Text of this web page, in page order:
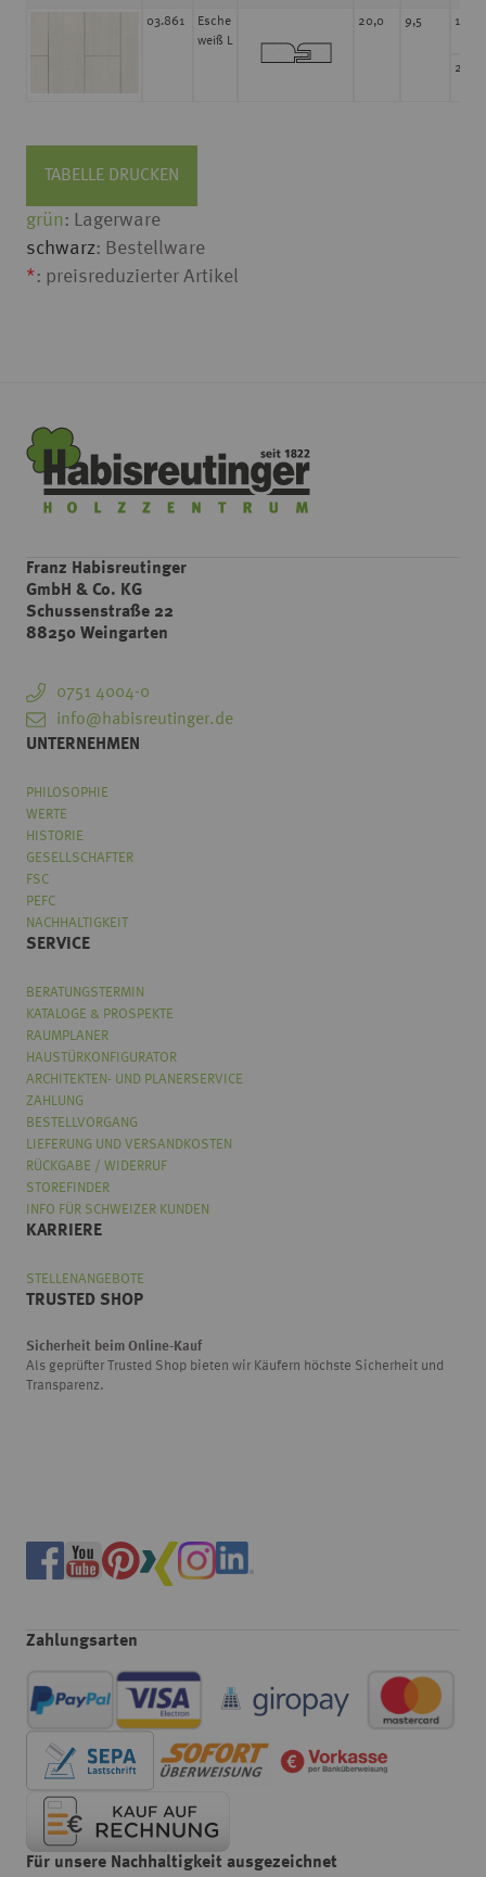
03.861
Esche
weiß L
20,0 9,5 1,280
TABELLE DRUCKEN
grün: Lagerware
schwarz: Bestellware
*: preisreduzierter Artikel
Franz Habisreutinger
GmbH & Co. KG
Schussenstraße 22
88250 Weingarten
0751 4004-0
info@habisreutinger.de
UNTERNEHMEN
PHILOSOPHIE
WERTE
HISTORIE
GESELLSCHAFTER
FSC
PEFC
NACHHALTIGKEIT
SERVICE
BERATUNGSTERMIN
KATALOGE & PROSPEKTE
RAUMPLANER
HAUSTÜRKONFIGURATOR
ARCHITEKTEN- UND PLANERSERVICE
ZAHLUNG
BESTELLVORGANG
LIEFERUNG UND VERSANDKOSTEN
RÜCKGABE / WIDERRUF
STOREFINDER
INFO FÜR SCHWEIZER KUNDEN
KARRIERE
STELLENANGEBOTE
TRUSTED SHOP
Sicherheit beim Online-Kauf
Als geprüfter Trusted Shop bieten wir Käufern höchste Sicherheit und
Transparenz.
Zahlungsarten
Für unsere Nachhaltigkeit ausgezeichnet